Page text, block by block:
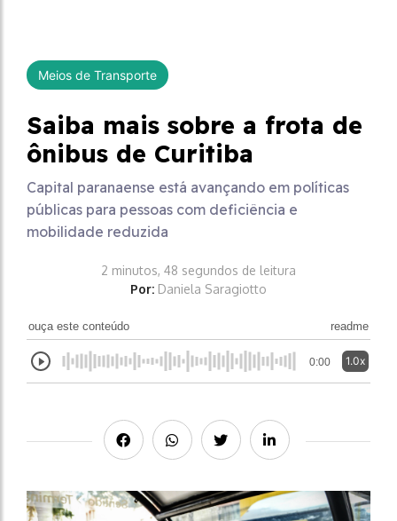
Meios de Transporte
Saiba mais sobre a frota de
ônibus de Curitiba
Capital paranaense está avançando em políticas
públicas para pessoas com deficiência e
mobilidade reduzida
2 minutos, 48 segundos de leitura
Por: Daniela Saragiotto
ouça este conteúdo readme
0:00 1.0x